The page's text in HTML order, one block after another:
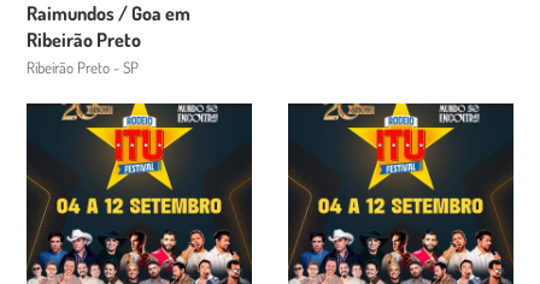
Raimundos / Goa em
Ribeirão Preto
Ribeirão Preto - SP